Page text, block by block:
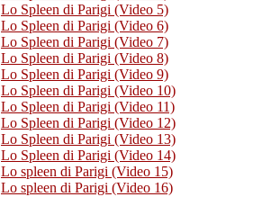
Lo Spleen di Parigi (Video 5)
Lo Spleen di Parigi (Video 6)
Lo Spleen di Parigi (Video 7)
Lo Spleen di Parigi (Video 8)
Lo Spleen di Parigi (Video 9)
Lo Spleen di Parigi (Video 10)
Lo Spleen di Parigi (Video 11)
Lo Spleen di Parigi (Video 12)
Lo Spleen di Parigi (Video 13)
Lo Spleen di Parigi (Video 14)
Lo spleen di Parigi (Video 15)
Lo spleen di Parigi (Video 16)